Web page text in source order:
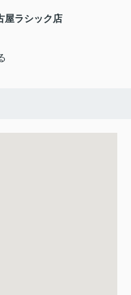
屋ラシック店